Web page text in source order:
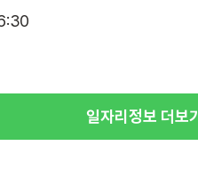
일자리정보 더보기